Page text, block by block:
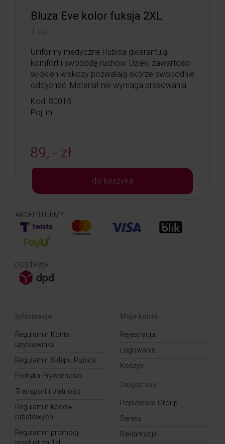
Bluza Eve kolor fuksja 2XL
1 szt.
Uniformy medyczne Rubica gwarantują
komfort i swobodę ruchów. Dzięki zawartości
włókien wiskozy pozwalają skórze swobodnie
oddychać. Materiał nie wymaga prasowania.
Kod: 80015
Poj: ml
89, - zł
do koszyka
AKCEPTUJEMY
DOSTAWA
Informacje
Regulamin Konta
użytkownika
Regulamin Sklepu Rubica
Polityka Prywatności
Transport i płatności
Regulamin kodów
rabatowych
Regulamin promocji
Moje konto
Rejestracja
Logowanie
Koszyk
Znajdź nas
Poplawska Group
Serwis
Reklamacje